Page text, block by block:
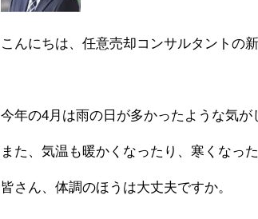
こんにちは、任意売却コンサルタントの新
今年の4月は雨の日が多かったような気が
また、気温も暖かくなったり、寒くなった
皆さん、体調のほうは大丈夫ですか。